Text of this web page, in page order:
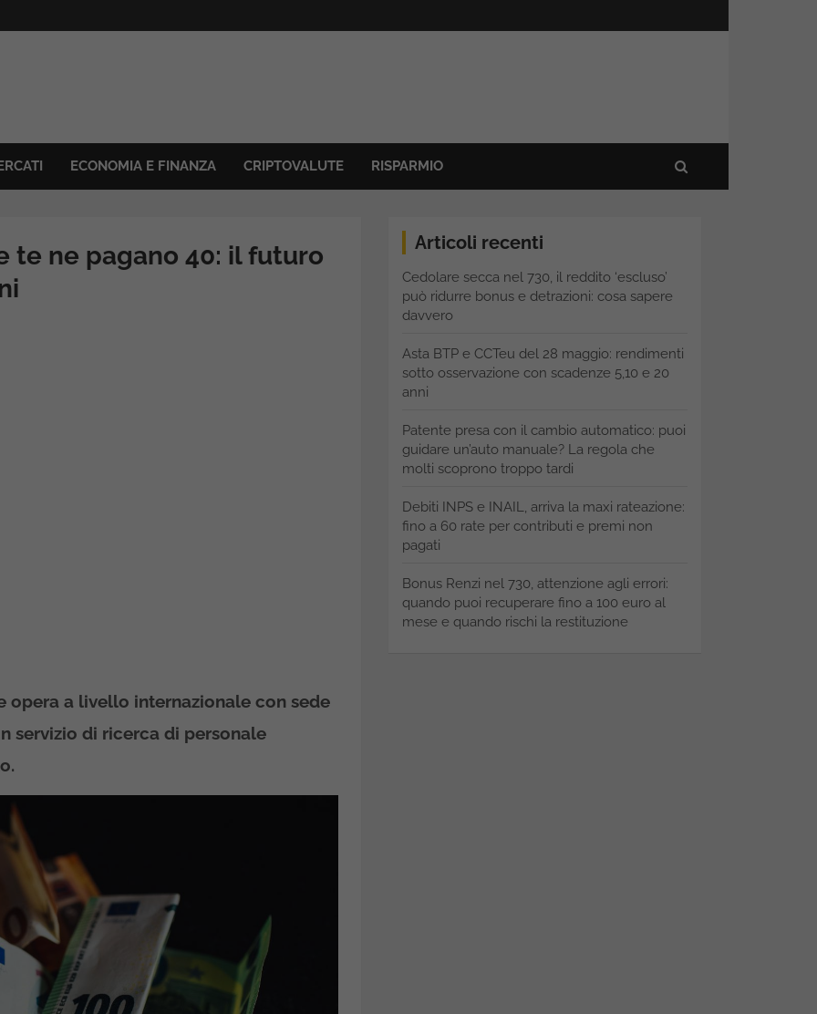
ECONOMIA E FINANZA CRIPTOVALUTE RISPARMIO
te ne pagano 40: il futuro
opera a livello internazionale con sede
servizio di ricerca di personale
Articoli recenti
Cedolare secca nel 730, il reddito ‘escluso’
può ridurre bonus e detrazioni: cosa sapere
davvero
Asta BTP e CCTeu del 28 maggio: rendimenti
sotto osservazione con scadenze 5,10 e 20
anni
Patente presa con il cambio automatico: puoi
guidare un’auto manuale? La regola che
molti scoprono troppo tardi
Debiti INPS e INAIL, arriva la maxi rateazione:
fino a 60 rate per contributi e premi non
pagati
Bonus Renzi nel 730, attenzione agli errori:
quando puoi recuperare fino a 100 euro al
mese e quando rischi la restituzione